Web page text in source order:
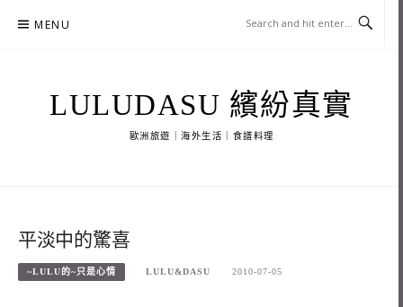
MENU
LULUDASU 繽紛真實
歐洲旅遊｜海外生活｜食譜料理
平淡中的驚喜
~LULU的~只是心情 LULU&DASU 2010-07-05